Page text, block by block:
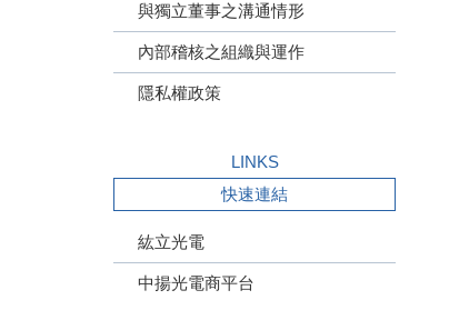
與獨立董事之溝通情形
內部稽核之組織與運作
隱私權政策
LINKS
快速連結
紘立光電
中揚光電商平台